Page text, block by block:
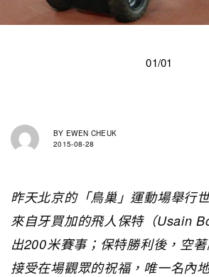
01/01
BY EWEN CHEUK
2015-08-28
昨天北京的「鳥巢」運動場舉行
來自牙買加的飛人保特（Usain
出200米賽事；保特勝利後，空
接受在場觀眾的祝福，唯一名內